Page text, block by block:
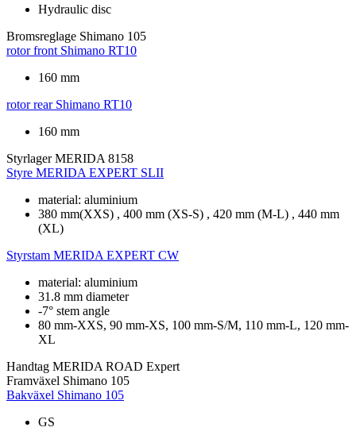
Hydraulic disc
Bromsreglage Shimano 105
rotor front Shimano RT10
160 mm
rotor rear Shimano RT10
160 mm
Styrlager MERIDA 8158
Styre MERIDA EXPERT SLII
material: aluminium
380 mm(XXS) , 400 mm (XS-S) , 420 mm (M-L) , 440 mm
(XL)
Styrstam MERIDA EXPERT CW
material: aluminium
31.8 mm diameter
-7° stem angle
80 mm-XXS, 90 mm-XS, 100 mm-S/M, 110 mm-L, 120 mm-
XL
Handtag MERIDA ROAD Expert
Framväxel Shimano 105
Bakväxel Shimano 105
GS